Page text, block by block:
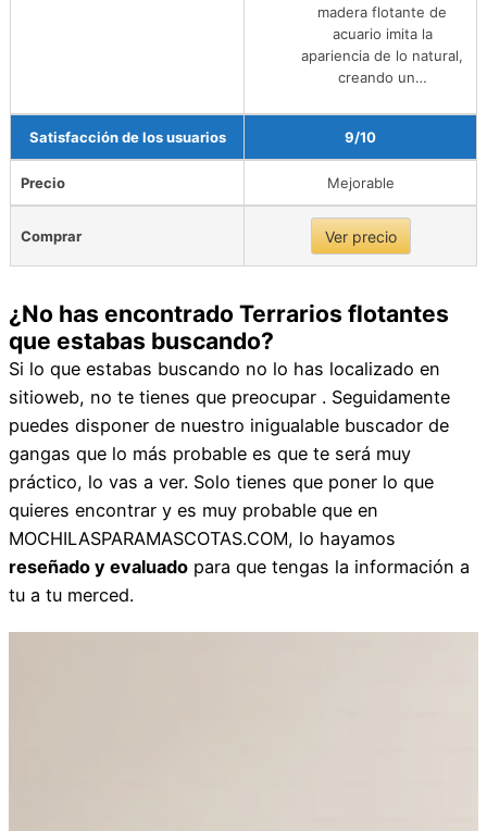
madera flotante de
acuario imita la
apariencia de lo natural,
creando un…
Satisfacción de los usuarios 9/10
Precio Mejorable
Comprar Ver precio
¿No has encontrado Terrarios flotantes
que estabas buscando?
Si lo que estabas buscando no lo has localizado en
sitioweb, no te tienes que preocupar . Seguidamente
puedes disponer de nuestro inigualable buscador de
gangas que lo más probable es que te será muy
práctico, lo vas a ver. Solo tienes que poner lo que
quieres encontrar y es muy probable que en
MOCHILASPARAMASCOTAS.COM, lo hayamos
reseñado y evaluado para que tengas la información a
tu a tu merced.